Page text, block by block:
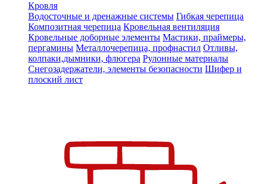
Кровля
Водосточные и дренажные системы Гибкая черепица
Композитная черепица Кровельная вентиляция
Кровельные доборные элементы Мастики, праймеры,
пергамины Металлочерепица, профнастил Отливы,
колпаки,дымники, флюгера Рулонные материалы
Снегозадержатели, элементы безопасности Шифер и
плоский лист